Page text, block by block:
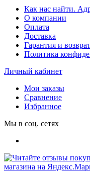
Как нас найти.
О компании
Оплата
Доставка
Гарантия и возврат
Политика
Личный кабинет
Мои заказы
Сравнение
Избранное
Мы в соц. сетях